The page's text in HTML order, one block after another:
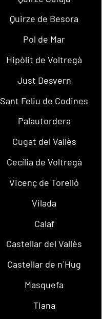
Quirze de Besora
Pol de Mar
Hipòlit de Voltregà
Just Desvern
Sant Feliu de Codines
Palautordera
Cugat del Vallès
Cecília de Voltregà
Vicenç de Torelló
Vilada
Calaf
Castellar del Vallès
Castellar de n´Hug
Masquefa
Tiana